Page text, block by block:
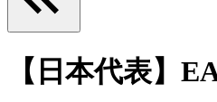
【日本代表】